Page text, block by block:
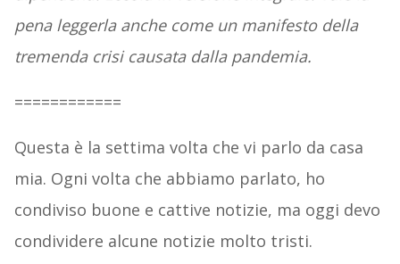
pena leggerla anche come un manifesto della
tremenda crisi causata dalla pandemia.
============
Questa è la settima volta che vi parlo da casa
mia. Ogni volta che abbiamo parlato, ho
condiviso buone e cattive notizie, ma oggi devo
condividere alcune notizie molto tristi.